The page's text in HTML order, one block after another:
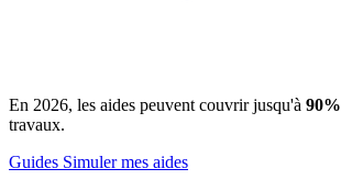
En 2026, les aides peuvent couvrir jusqu'à 90%
travaux.
Guides Simuler mes aides